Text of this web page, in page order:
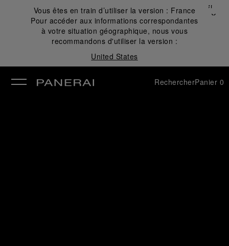
Vous êtes en train d’utiliser la version : France
Pour accéder aux informations correspondantes
à votre situation géographique, nous vous
recommandons d'utiliser la version :
United States
Fermer
✕
RechercherPanier 0